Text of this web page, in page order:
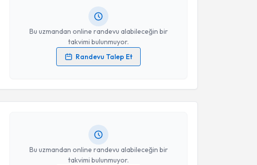
Bu uzmandan online randevu alabileceğin bir
takvimi bulunmuyor.
Randevu Talep Et
Kişisel verilerimin işlenmesine ilişkinAydınlatma Metni
işlenmesini kabul ediyorum.
Bu uzmandan online randevu alabileceğin bir
takvimi bulunmuyor.
Randevu Takvimi Talebi